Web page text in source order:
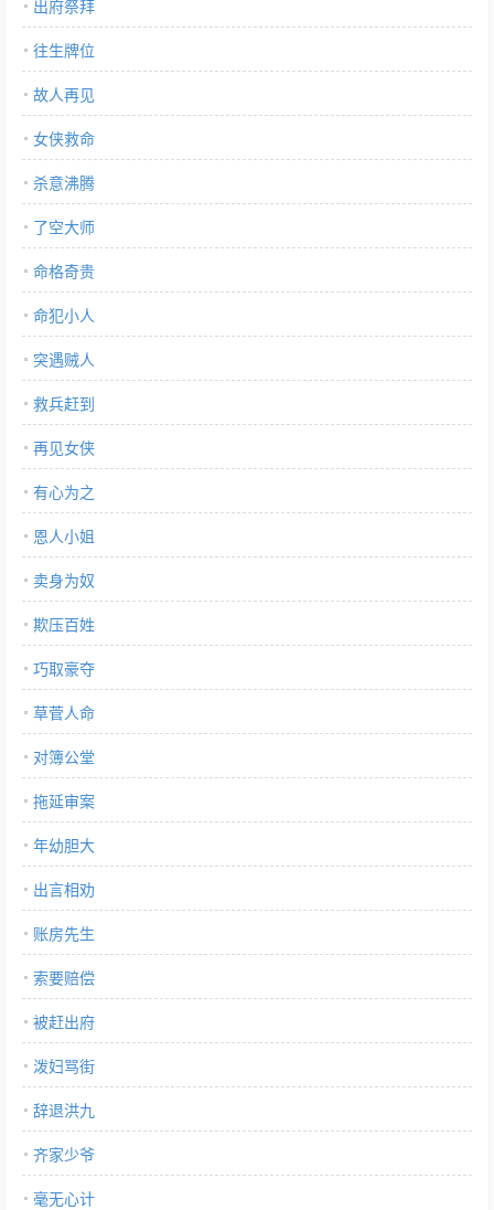
出府祭拜
往生牌位
故人再见
女侠救命
杀意沸腾
了空大师
命格奇贵
命犯小人
突遇贼人
救兵赶到
再见女侠
有心为之
恩人小姐
卖身为奴
欺压百姓
巧取豪夺
草菅人命
对簿公堂
拖延审案
年幼胆大
出言相劝
账房先生
索要赔偿
被赶出府
泼妇骂街
辞退洪九
齐家少爷
毫无心计